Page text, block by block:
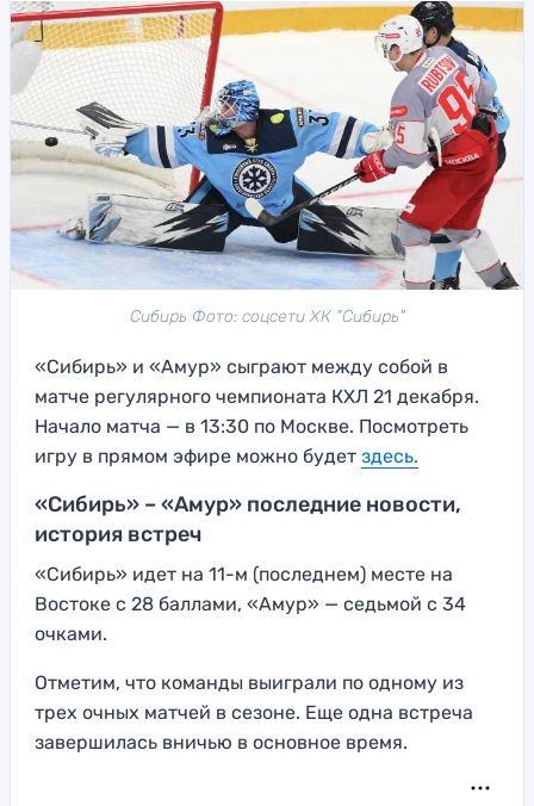
Сибирь Фото: соцсети ХК "Сибирь"
«Сибирь» и «Амур» сыграют между собой в
матче регулярного чемпионата КХЛ 21 декабря.
Начало матча — в 13:30 по Москве. Посмотреть
игру в прямом эфире можно будет здесь.
«Сибирь» – «Амур» последние новости,
история встреч
«Сибирь» идет на 11-м (последнем) месте на
Востоке с 28 баллами, «Амур» — седьмой с 34
очками.
Отметим, что команды выиграли по одному из
трех очных матчей в сезоне. Еще одна встреча
завершилась вничью в основное время.